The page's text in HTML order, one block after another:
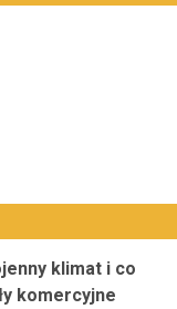
klimat i co
komercyjne